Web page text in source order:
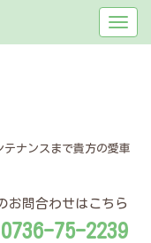
ナンスまで貴方の愛車
お問合わせはこちら
0736-75-2239